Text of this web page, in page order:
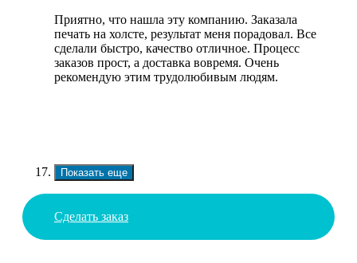
Приятно, что нашла эту компанию. Заказала
печать на холсте, результат меня порадовал. Все
сделали быстро, качество отличное. Процесс
заказов прост, а доставка вовремя. Очень
рекомендую этим трудолюбивым людям.
Показать еще
Сделать заказ